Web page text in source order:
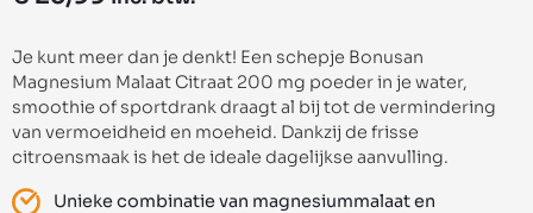
Je kunt meer dan je denkt! Een schepje Bonusan
Magnesium Malaat Citraat 200 mg poeder in je water,
smoothie of sportdrank draagt al bij tot de vermindering
van vermoeidheid en moeheid. Dankzij de frisse
citroensmaak is het de ideale dagelijkse aanvulling.
Unieke combinatie van magnesiummalaat en